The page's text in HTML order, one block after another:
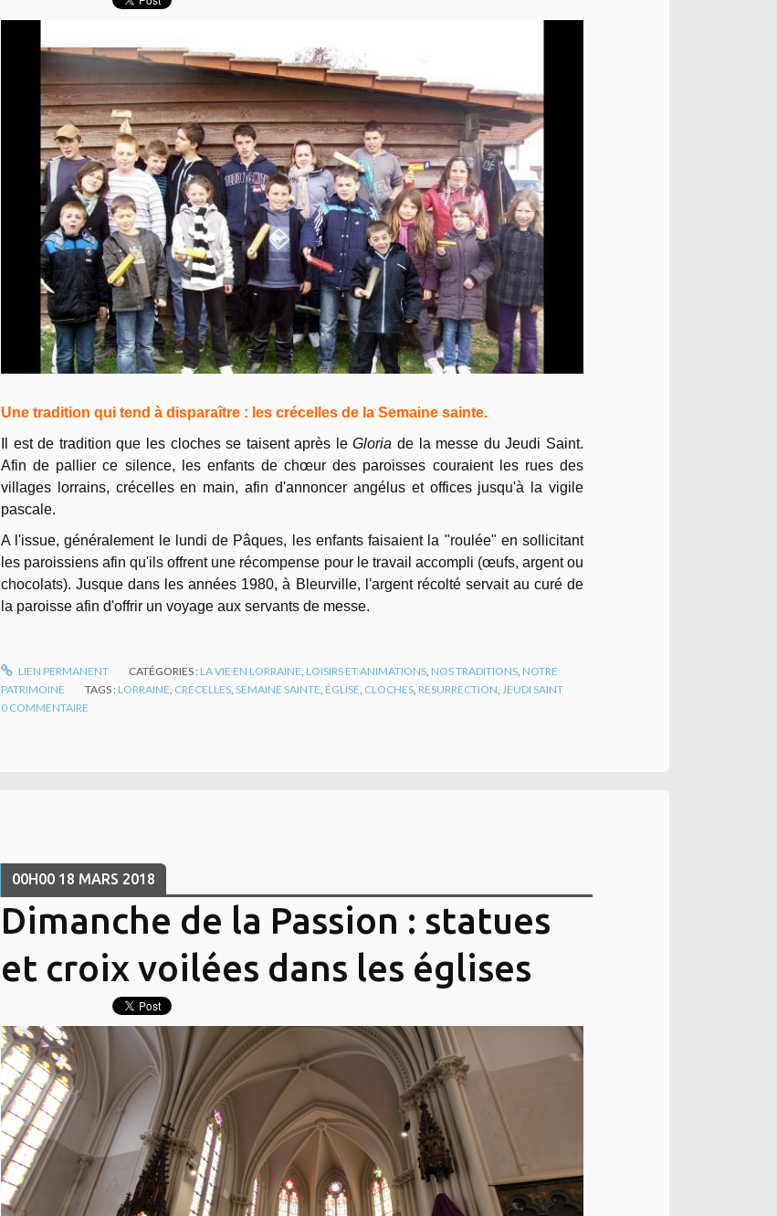
Une tradition qui tend à disparaître : les crécelles de la Semaine sainte.
Il est de tradition que les cloches se taisent après leGloria de la messe du Jeudi Saint.
Afin de pallier ce silence, les enfants de chœur des paroisses couraient les rues des
villages lorrains, crécelles en main, afin d'annoncer angélus et offices jusqu'à la vigile
pascale.
A l'issue, généralement le lundi de Pâques, les enfants faisaient la "roulée" en sollicitant
les paroissiens afin qu'ils offrent une récompense pour le travail accompli (œufs, argent ou
chocolats). Jusque dans les années 1980, à Bleurville, l'argent récolté servait au curé de
la paroisse afin d'offrir un voyage aux servants de messe.
LIEN PERMANENT CATÉGORIES : LA VIE EN LORRAINE, LOISIRS ET ANIMATIONS, NOS TRADITIONS, NOTRE
PATRIMOINE
TAGS : LORRAINE, CRÉCELLES, SEMAINE SAINTE, ÉGLISE, CLOCHES, RESURRECTION, JEUDI SAINT
0 COMMENTAIRE
00H00 18 MARS 2018
Dimanche de la Passion : statues
et croix voilées dans les églises